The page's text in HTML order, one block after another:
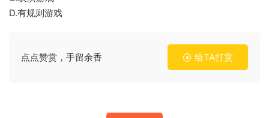
D.有规则游戏
点点赞赏，手留余香 给TA打赏